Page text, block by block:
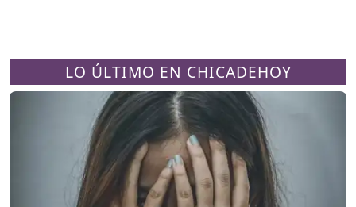
LO ÚLTIMO EN CHICADEHOY